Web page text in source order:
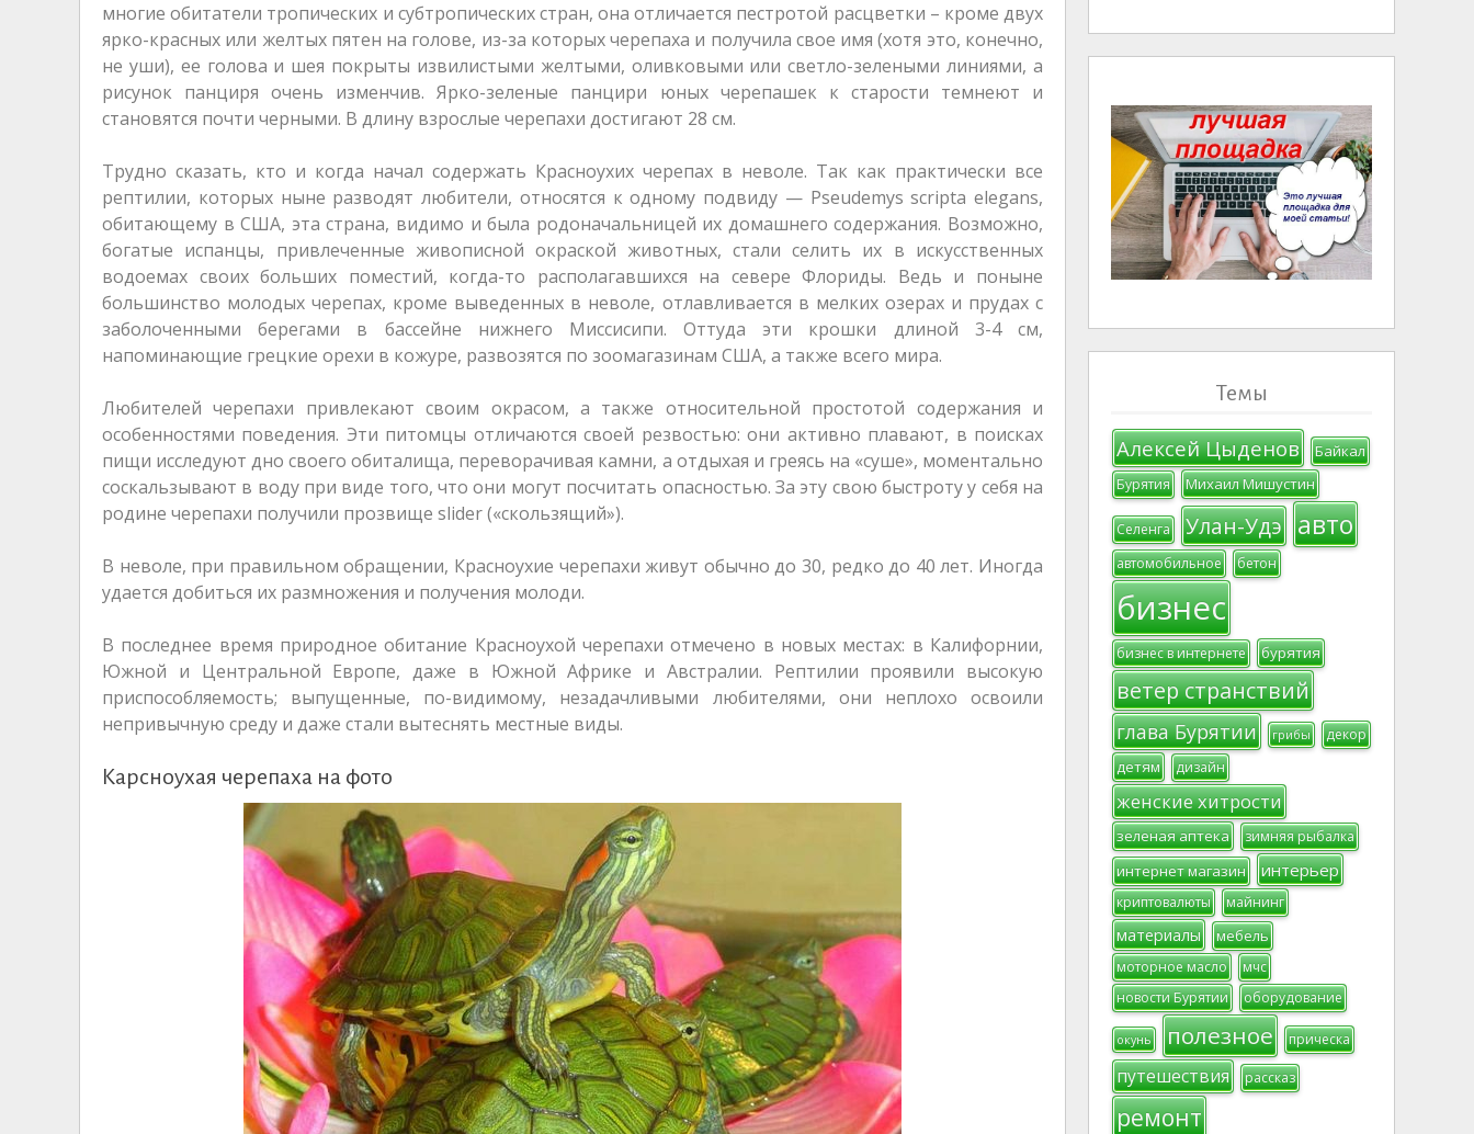
многие обитатели тропических и субтропических стран, она отличается пестротой расцветки – кроме двух
ярко-красных или желтых пятен на голове, из-за которых черепаха и получила свое имя (хотя это, конечно,
не уши), ее голова и шея покрыты извилистыми желтыми, оливковыми или светло-зелеными линиями, а
рисунок панциря очень изменчив. Ярко-зеленые панцири юных черепашек к старости темнеют и
становятся почти черными. В длину взрослые черепахи достигают 28 см.
Трудно сказать, кто и когда начал содержать Красноухих черепах в неволе. Так как практически все
рептилии, которых ныне разводят любители, относятся к одному подвиду — Pseudemys scripta elegans,
обитающему в США, эта страна, видимо и была родоначальницей их домашнего содержания. Возможно,
богатые испанцы, привлеченные живописной окраской животных, стали селить их в искусственных
водоемах своих больших поместий, когда-то располагавшихся на севере Флориды. Ведь и поныне
большинство молодых черепах, кроме выведенных в неволе, отлавливается в мелких озерах и прудах с
заболоченными берегами в бассейне нижнего Миссисипи. Оттуда эти крошки длиной 3-4 см,
напоминающие грецкие орехи в кожуре, развозятся по зоомагазинам США, а также всего мира.
Любителей черепахи привлекают своим окрасом, а также относительной простотой содержания и
особенностями поведения. Эти питомцы отличаются своей резвостью: они активно плавают, в поисках
пищи исследуют дно своего обиталища, переворачивая камни, а отдыхая и греясь на «суше», моментально
соскальзывают в воду при виде того, что они могут посчитать опасностью. За эту свою быстроту у себя на
родине черепахи получили прозвище slider («скользящий»).
В неволе, при правильном обращении, Красноухие черепахи живут обычно до 30, редко до 40 лет. Иногда
удается добиться их размножения и получения молоди.
В последнее время природное обитание Красноухой черепахи отмечено в новых местах: в Калифорнии,
Южной и Центральной Европе, даже в Южной Африке и Австралии. Рептилии проявили высокую
приспособляемость; выпущенные, по-видимому, незадачливыми любителями, они неплохо освоили
непривычную среду и даже стали вытеснять местные виды.
Карсноухая черепаха на фото
Темы
Алексей Цыденов Байкал
Бурятия Михаил Мишустин
Селенга Улан-Удэ авто
автомобильное бетон
бизнес
бизнес в интернете бурятия
ветер странствий
глава Бурятии грибы декор
детям дизайн
женские хитрости
зеленая аптека зимняя рыбалка
интернет магазин интерьер
криптовалюты майнинг
материалы мебель
моторное масло
мчс
новости Бурятии
оборудование
окунь полезное прическа
путешествия рассказ
ремонт